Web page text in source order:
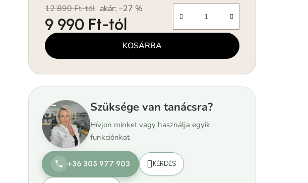
12 890 Ft-tól akár: –27 %
9 990 Ft-tól
Egységár: KOSÁRBA
Szüksége van tanácsra?
Hívjon minket vagy használja egyik
funkciónkat
+36 305 977 903 KÉRDÉS